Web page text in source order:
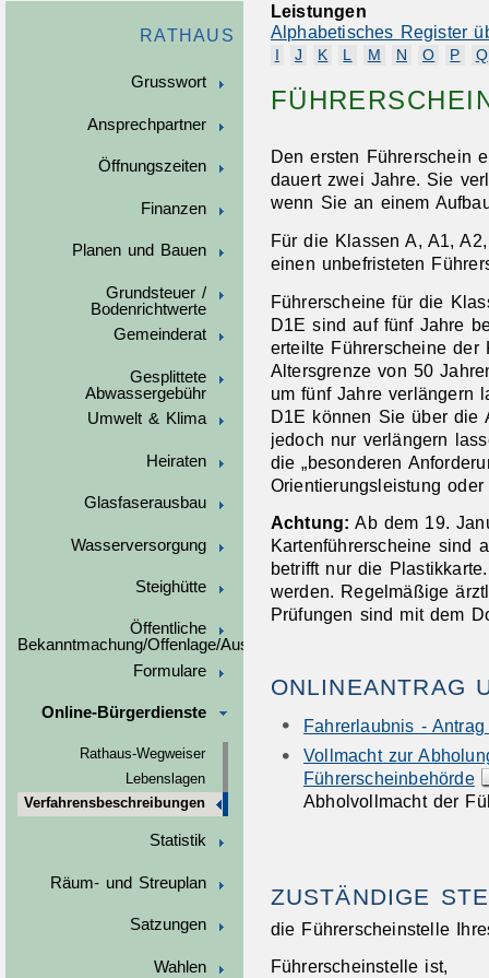
RATHAUS
Grusswort
Ansprechpartner
Öffnungszeiten
Finanzen
Planen und Bauen
Grundsteuer /
Bodenrichtwerte
Gemeinderat
Gesplittete
Abwassergebühr
Umwelt & Klima
Heiraten
Glasfaserausbau
Wasserversorgung
Steighütte
Öffentliche
Bekanntmachung/Offenlage/Ausschreibungen
Formulare
Online-Bürgerdienste
Rathaus-Wegweiser
Lebenslagen
Verfahrensbeschreibungen
Statistik
Räum- und Streuplan
Satzungen
Wahlen
Leistungen
Alphabetisches Register
J K L M N O P Q
Den ersten Führerschein
dauert zwei Jahre. Sie
wenn Sie an einem
Für die Klassen A, A1,
einen unbefristeten
Führerscheine für die
D1E sind auf fünf Jahre
erteilte Führerscheine
Altersgrenze von 50
um fünf Jahre verlängern
D1E können Sie über die
jedoch nur verlängern las
die „besonderen Anforderu
Orientierungsleistung
Achtung: Ab dem 19.
Kartenführerscheine sind
betrifft nur die Plas
werden. Regelmäßige
Prüfungen sind mit dem
ONLINEANTRAG
Fahrerlaubnis -
Vollmacht zur
Führerscheinbehörde
Abholvollmacht der
ZUSTÄNDIGE
die Führerscheinstelle
Führerscheinstelle ist,